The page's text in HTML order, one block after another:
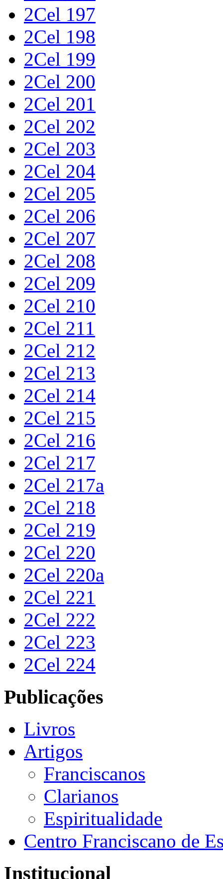
2Cel 197
2Cel 198
2Cel 199
2Cel 200
2Cel 201
2Cel 202
2Cel 203
2Cel 204
2Cel 205
2Cel 206
2Cel 207
2Cel 208
2Cel 209
2Cel 210
2Cel 211
2Cel 212
2Cel 213
2Cel 214
2Cel 215
2Cel 216
2Cel 217
2Cel 217a
2Cel 218
2Cel 219
2Cel 220
2Cel 220a
2Cel 221
2Cel 222
2Cel 223
2Cel 224
Publicações
Livros
Artigos
Franciscanos
Clarianos
Espiritualidade
Centro Franciscano de
Institucional